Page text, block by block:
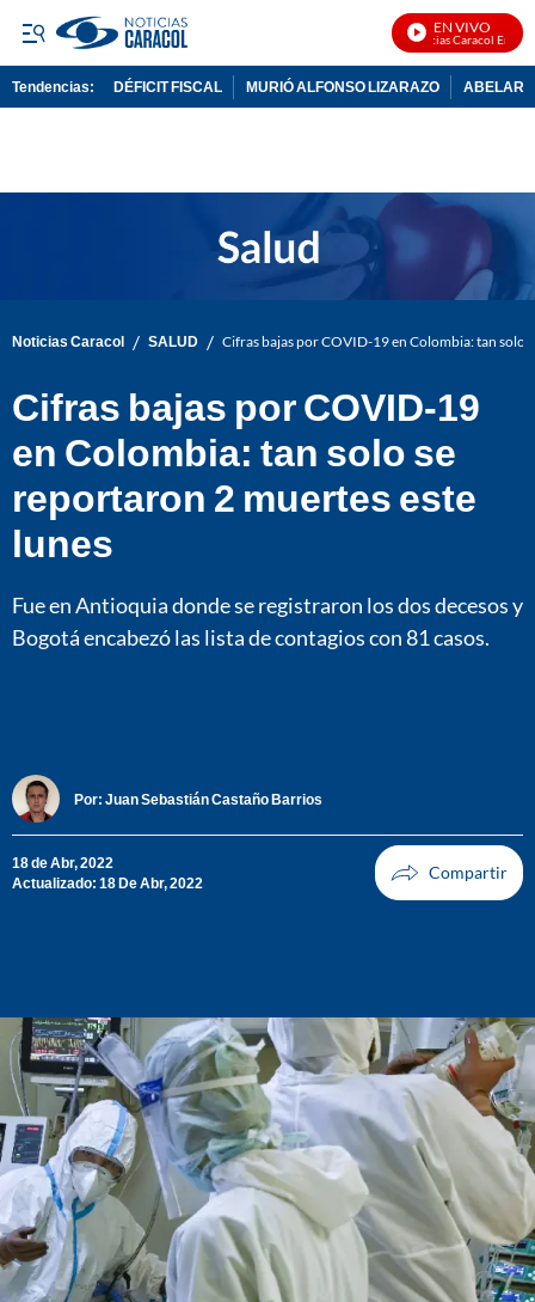
EN VIVO
Noticias Caracol En Vivo
Tendencias: DÉFICIT FISCAL MURIÓ ALFONSO LIZARAZO
Noticias Caracol / SALUD / Cifras bajas por COVID-19 en Colombia: tan solo
Cifras bajas por COVID-19
en Colombia: tan solo se
reportaron 2 muertes este
lunes
Fue en Antioquia donde se registraron los dos decesos y
Bogotá encabezó las lista de contagios con 81 casos.
Por: Juan Sebastián Castaño Barrios
18 de Abr, 2022
Actualizado: 18 De Abr, 2022